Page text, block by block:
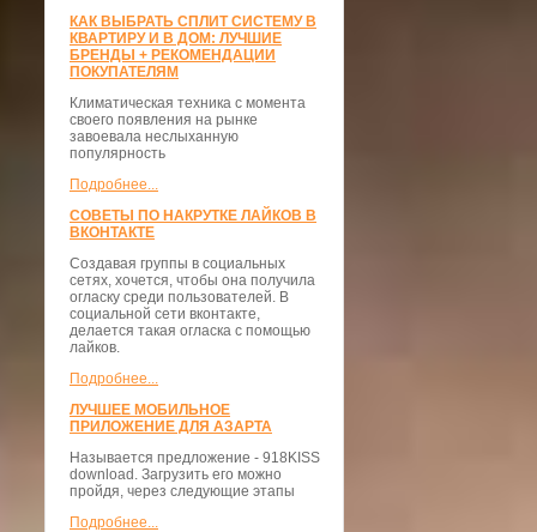
КАК ВЫБРАТЬ СПЛИТ СИСТЕМУ В
КВАРТИРУ И В ДОМ: ЛУЧШИЕ
БРЕНДЫ + РЕКОМЕНДАЦИИ
ПОКУПАТЕЛЯМ
Климатическая техника с момента
своего появления на рынке
завоевала неслыханную
популярность
Подробнее...
СОВЕТЫ ПО НАКРУТКЕ ЛАЙКОВ В
ВКОНТАКТЕ
Создавая группы в социальных
сетях, хочется, чтобы она получила
огласку среди пользователей. В
социальной сети вконтакте,
делается такая огласка с помощью
лайков.
Подробнее...
ЛУЧШЕЕ МОБИЛЬНОЕ
ПРИЛОЖЕНИЕ ДЛЯ АЗАРТА
Называется предложение - 918KISS
download. Загрузить его можно
пройдя, через следующие этапы
Подробнее...